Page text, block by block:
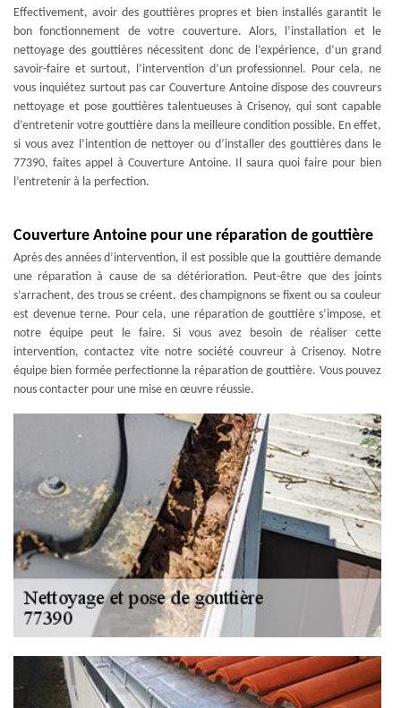
Effectivement, avoir des gouttières propres et bien installés garantit le
bon fonctionnement de votre couverture. Alors, l’installation et le
nettoyage des gouttières nécessitent donc de l’expérience, d’un grand
savoir-faire et surtout, l’intervention d’un professionnel. Pour cela, ne
vous inquiétez surtout pas car Couverture Antoine dispose des couvreurs
nettoyage et pose gouttières talentueuses à Crisenoy, qui sont capable
d’entretenir votre gouttière dans la meilleure condition possible. En effet,
si vous avez l’intention de nettoyer ou d’installer des gouttières dans le
77390, faites appel à Couverture Antoine. Il saura quoi faire pour bien
l’entretenir à la perfection.
Couverture Antoine pour une réparation de gouttière
Après des années d’intervention, il est possible que la gouttière demande
une réparation à cause de sa détérioration. Peut-être que des joints
s’arrachent, des trous se créent, des champignons se fixent ou sa couleur
est devenue terne. Pour cela, une réparation de gouttière s’impose, et
notre équipe peut le faire. Si vous avez besoin de réaliser cette
intervention, contactez vite notre société couvreur à Crisenoy. Notre
équipe bien formée perfectionne la réparation de gouttière. Vous pouvez
nous contacter pour une mise en œuvre réussie.